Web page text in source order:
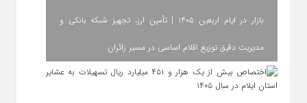
بازار در ایام اربعین ۱۴۰۵ | تأمین ارز، تجهیز شبکه بانکی و
مدیریت دقیق توزیع اقلام اساسی در مسیر زائران